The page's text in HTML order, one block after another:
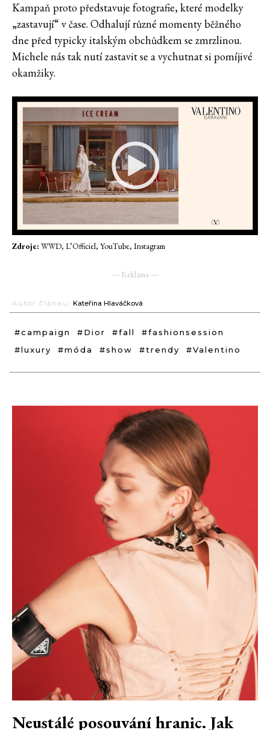
Kampaň proto představuje fotografie, které modelky
„zastavují“ v čase. Odhalují různé momenty běžného
dne před typicky italským obchůdkem se zmrzlinou.
Michele nás tak nutí zastavit se a vychutnat si pomíjivé
okamžiky.
Zdroje: WWD, L’Officiel, YouTube, Instagram
― Reklama ―
Autor článku: Kateřina Hlaváčková
#campaign #Dior #fall
#fashionsession
#luxury
#móda #show #trendy #Valentino
Neustálé posouvání hranic. Jak